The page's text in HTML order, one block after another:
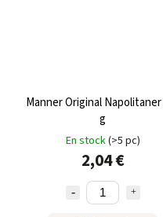
Manner Original Napolitaner
g
En stock(>5 pc)
2,04 €